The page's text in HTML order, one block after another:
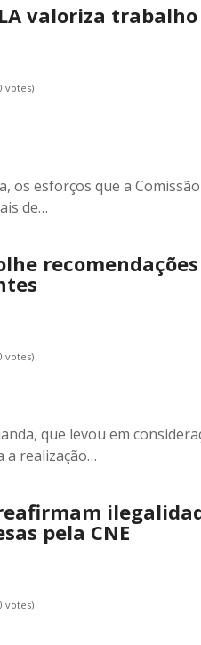
valoriza trabalho
votes)
os esforços que a
de…
votes)
que levou em
a realização…
pela CNE
votes)